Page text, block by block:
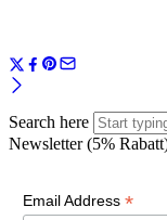
Search here
Newsletter (5%
Email Address *